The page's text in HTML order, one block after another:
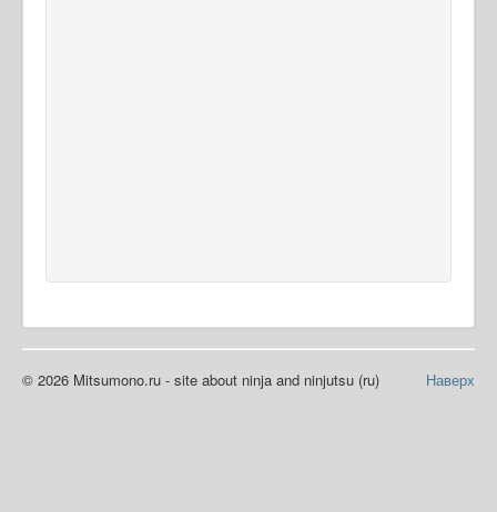
Наверх
© 2026 Mitsumono.ru - site about ninja and ninjutsu (ru)